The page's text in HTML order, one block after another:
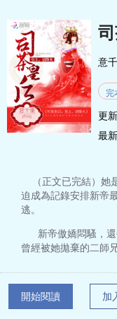
意
完
更
最
（正文已完結）她
迫成為記錄安排新帝
逃。
新帝傲嬌悶騷，還
曾經被她拋棄的二
開始閱讀 加